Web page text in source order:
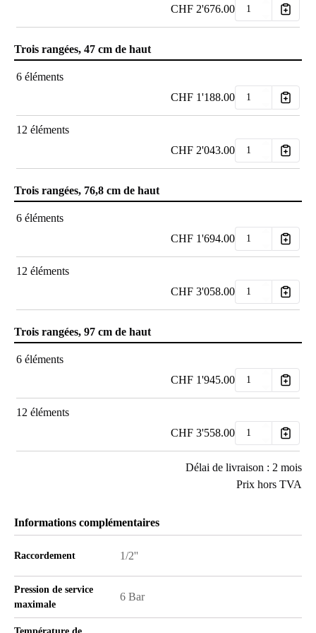
CHF 2'676.00
Trois rangées, 47 cm de haut
6 éléments
CHF 1'188.00
12 éléments
CHF 2'043.00
Trois rangées, 76,8 cm de haut
6 éléments
CHF 1'694.00
12 éléments
CHF 3'058.00
Trois rangées, 97 cm de haut
6 éléments
CHF 1'945.00
12 éléments
CHF 3'558.00
Délai de livraison : 2 mois
Prix hors TVA
Informations complémentaires
Raccordement 1/2''
Pression de service
maximale
6 Bar